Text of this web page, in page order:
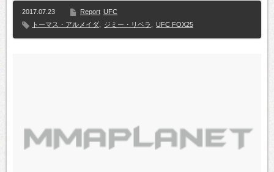
2017.07.23 Report UFC
トーマス・アルメイダ
ジミー・リベラ UFC FOX25